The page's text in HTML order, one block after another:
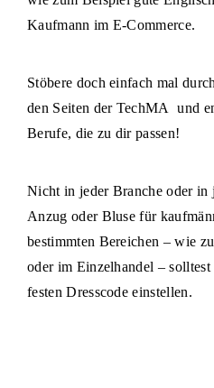
Kaufmann im E-Commerce.
Stöbere doch einfach mal
den Seiten der TechMA und
Berufe, die zu dir passen!
Nicht in jeder Branche oder in
Anzug oder Bluse für
bestimmten Bereichen – wie
oder im Einzelhandel –
festen Dresscode einstellen.